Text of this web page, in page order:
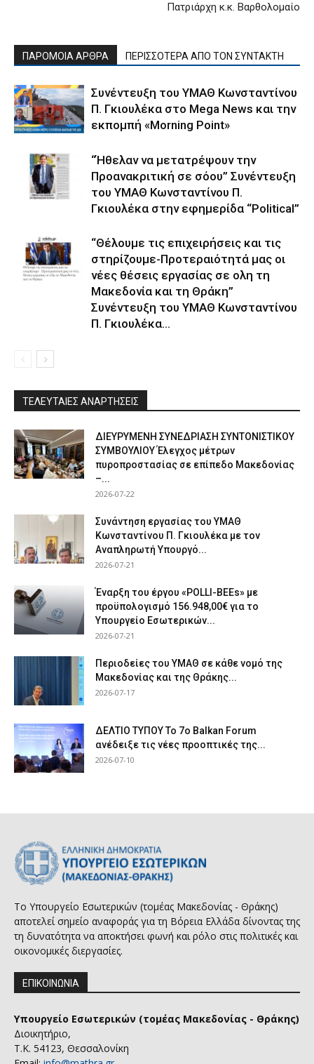
Πατριάρχη κ.κ. Βαρθολομαίο
ΠΑΡΟΜΟΙΑ ΑΡΘΡΑ ΠΕΡΙΣΣΟΤΕΡΑ ΑΠΟ ΤΟΝ ΣΥΝΤΑΚΤΗ
Συνέντευξη του ΥΜΑΘ Κωνσταντίνου
Π. Γκιουλέκα στο Mega News και την
εκπομπή «Morning Point»
“Ήθελαν να μετατρέψουν την
Προανακριτική σε σόου” Συνέντευξη
του ΥΜΑΘ Κωνσταντίνου Π.
Γκιουλέκα στην εφημερίδα “Political”
“Θέλουμε τις επιχειρήσεις και τις
στηρίζουμε-Προτεραιότητά μας οι
νέες θέσεις εργασίας σε ολη τη
Μακεδονία και τη Θράκη”
Συνέντευξη του ΥΜΑΘ Κωνσταντίνου
Π. Γκιουλέκα...
ΤΕΛΕΥΤΑΙΕΣ ΑΝΑΡΤΗΣΕΙΣ
ΔΙΕΥΡΥΜΕΝΗ ΣΥΝΕΔΡΙΑΣΗ ΣΥΝΤΟΝΙΣΤΙΚΟΥ
ΣΥΜΒΟΥΛΙΟΥ Έλεγχος μέτρων
πυροπροστασίας σε επίπεδο Μακεδονίας
–...
2026-07-22
Συνάντηση εργασίας του ΥΜΑΘ
Κωνσταντίνου Π. Γκιουλέκα με τον
Αναπληρωτή Υπουργό...
2026-07-21
Έναρξη του έργου «POLLI-BEEs» με
προϋπολογισμό 156.948,00€ για το
Υπουργείο Εσωτερικών...
2026-07-21
Περιοδείες του ΥΜΑΘ σε κάθε νομό της
Μακεδονίας και της Θράκης...
2026-07-17
ΔΕΛΤΙΟ ΤΥΠΟΥ Το 7ο Balkan Forum
ανέδειξε τις νέες προοπτικές της...
2026-07-10
Το Υπουργείο Εσωτερικών (τομέας Μακεδονίας - Θράκης)
αποτελεί σημείο αναφοράς για τη Βόρεια Ελλάδα δίνοντας της
τη δυνατότητα να αποκτήσει φωνή και ρόλο στις πολιτικές και
οικονομικές διεργασίες.
ΕΠΙΚΟΙΝΩΝΙΑ
Υπουργείο Εσωτερικών (τομέας Μακεδονίας - Θράκης)
Διοικητήριο,
Τ.Κ. 54123, Θεσσαλονίκη